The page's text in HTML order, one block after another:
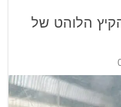
הלוהט של